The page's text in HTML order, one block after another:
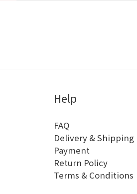
Help
FAQ
Delivery & Shipping
Payment
Return Policy
Terms & Conditions